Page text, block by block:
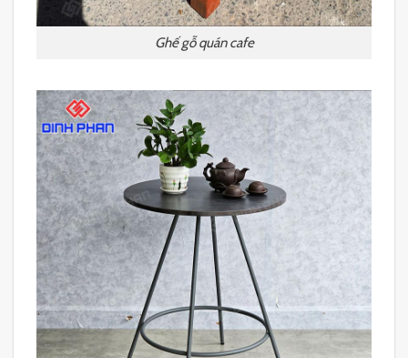
Ghế gỗ quán cafe